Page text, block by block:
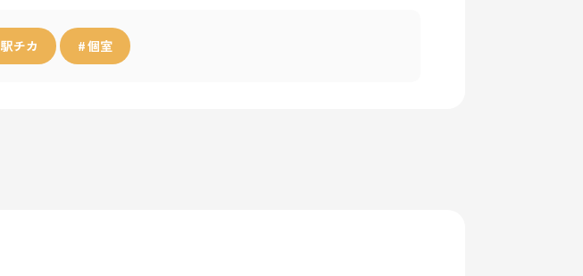
駅チカ 個室